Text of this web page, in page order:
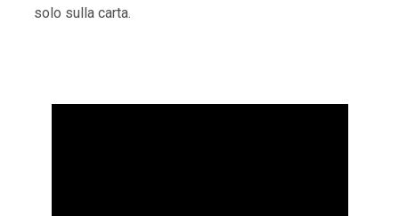
solo sulla carta.